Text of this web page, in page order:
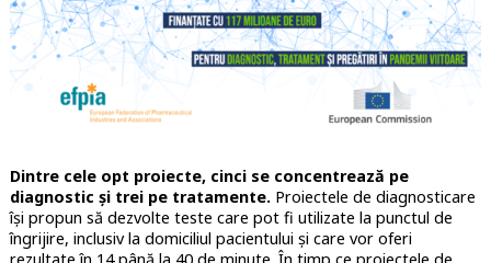
Dintre cele opt proiecte, cinci se concentrează pe
diagnostic și trei pe tratamente.Proiectele de diagnosticare
își propun să dezvolte teste care pot fi utilizate la punctul de
îngrijire, inclusiv la domiciliul pacientului și care vor oferi